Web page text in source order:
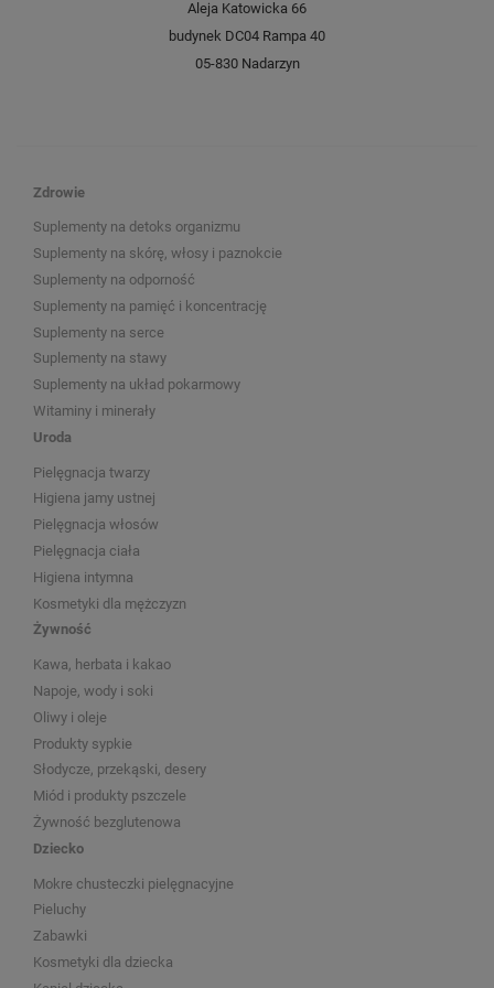
Aleja Katowicka 66
budynek DC04 Rampa 40
05-830 Nadarzyn
Zdrowie
Suplementy na detoks organizmu
Suplementy na skórę, włosy i paznokcie
Suplementy na odporność
Suplementy na pamięć i koncentrację
Suplementy na serce
Suplementy na stawy
Suplementy na układ pokarmowy
Witaminy i minerały
Uroda
Pielęgnacja twarzy
Higiena jamy ustnej
Pielęgnacja włosów
Pielęgnacja ciała
Higiena intymna
Kosmetyki dla mężczyzn
Żywność
Kawa, herbata i kakao
Napoje, wody i soki
Oliwy i oleje
Produkty sypkie
Słodycze, przekąski, desery
Miód i produkty pszczele
Żywność bezglutenowa
Dziecko
Mokre chusteczki pielęgnacyjne
Pieluchy
Zabawki
Kosmetyki dla dziecka